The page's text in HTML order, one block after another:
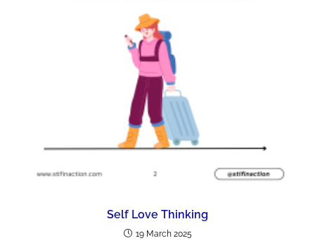
Self Love Thinking
19 March 2025